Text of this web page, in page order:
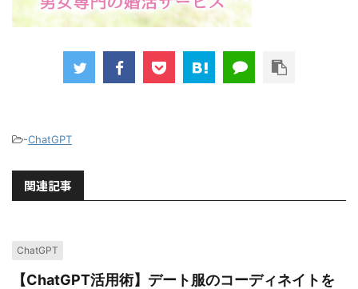
-ChatGPT
関連記事
ChatGPT
【ChatGPT活用術】デート服のコーディネイトを